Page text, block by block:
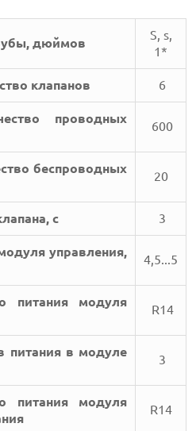
дюймов
Ѕ, ѕ,
1*
клапанов 6
проводных
600
беспроводных
20
с 3
управления,
4,5...5
питания модуля
R14
питания в модуле
3
питания модуля
R14